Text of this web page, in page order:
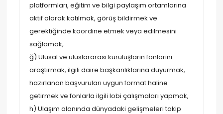
platformları, eğitim ve bilgi paylaşım ortamlarına
aktif olarak katılmak, görüş bildirmek ve
gerektiğinde koordine etmek veya edilmesini
sağlamak,
ğ) Ulusal ve uluslararası kuruluşların fonlarını
araştırmak, ilgili daire başkanlıklarına duyurmak,
hazırlanan başvuruları uygun format haline
getirmek ve fonlarla ilgili lobi çalışmaları yapmak,
h) Ulaşım alanında dünyadaki gelişmeleri takip